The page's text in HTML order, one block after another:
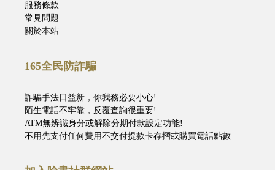
服務條款
常見問題
關於本站
165全民防詐騙
詐騙手法日益新，你我務必要小心!
陌生電話不牢靠，反覆查詢很重要!
ATM無辨識身分或解除分期付款設定功能!
不用先支付任何費用不交付提款卡存摺或購買電話點數